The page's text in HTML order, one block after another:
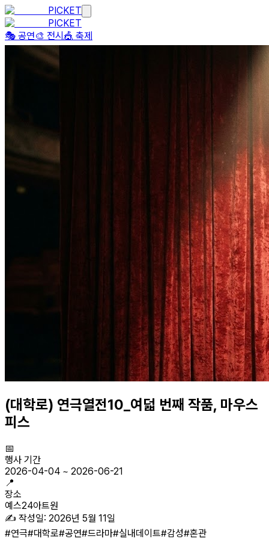
PICKET
PICKET
🎭 공연🎨 전시 🎪 축제
(대학로) 연극열전10_여덟 번째 작품, 마우스
피스
📅
행사 기간
2026-04-04 ~ 2026-06-21
📍
장소
예스24아트원
✍️ 작성일: 2026년 5월 11일
#연극#대학로#공연#드라마#실내데이트#감성#혼관